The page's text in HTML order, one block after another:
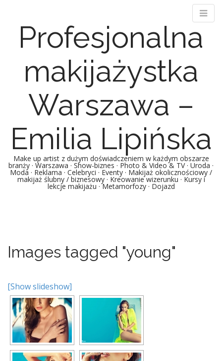
Profesjonalna
makijażystka
Warszawa –
Emilia Lipińska
Make up artist z dużym doświadczeniem w każdym obszarze
branży · Warszawa · Show-biznes · Photo & Video & TV · Uroda ·
Moda · Reklama · Celebryci · Eventy · Makijaż okolicznościowy /
makijaż ślubny / biznesowy · Kreowanie wizerunku · Kursy i
lekcje makijażu · Metamorfozy · Dojazd
Images tagged "young"
[Show slideshow]